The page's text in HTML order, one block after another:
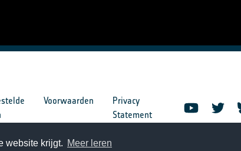
website krijgt. Meer leren
Voorwaarden
Privacy
Statement